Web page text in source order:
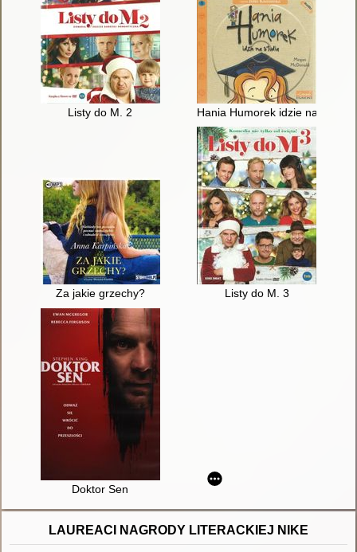
Listy do M. 2 Hania Humorek idzie na studia
Za jakie grzechy? Listy do M. 3
Doktor Sen
LAUREACI NAGRODY LITERACKIEJ NIKE